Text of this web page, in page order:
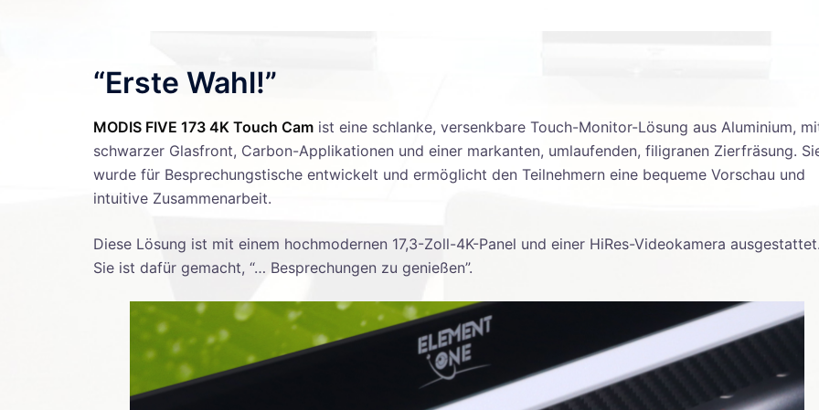
“Erste Wahl!”
MODIS FIVE 173 4K Touch Cam ist eine schlanke, versenkbare Touch-Monitor-Lösung aus Aluminium,
schwarzer Glasfront, Carbon-Applikationen und einer markanten, umlaufenden, filigranen Zierfräsung.
wurde für Besprechungstische entwickelt und ermöglicht den Teilnehmern eine bequeme Vorschau und
intuitive Zusammenarbeit.
Diese Lösung ist mit einem hochmodernen 17,3-Zoll-4K-Panel und einer HiRes-Videokamera
Sie ist dafür gemacht, “… Besprechungen zu genießen”.